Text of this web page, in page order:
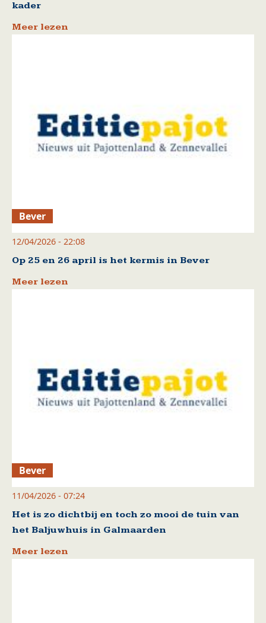
kader
Meer lezen
Bever
12/04/2026 - 22:08
Op 25 en 26 april is het kermis in Bever
Meer lezen
Bever
11/04/2026 - 07:24
Het is zo dichtbij en toch zo mooi de tuin van
het Baljuwhuis in Galmaarden
Meer lezen